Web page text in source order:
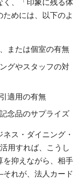
く、「印象に残る体
めには、以下のよ
または個室の有無
グやスタッフの対
適用の有無
念品のサプライズ
ス・ダイニング・
用すれば、こうし
を抑えながら、相手
れが、法人カード